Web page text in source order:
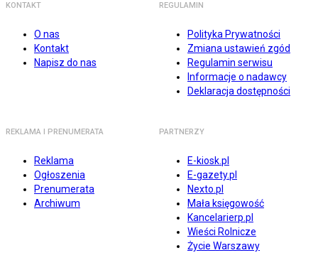
KONTAKT
O nas
Kontakt
Napisz do nas
REGULAMIN
Polityka Prywatności
Zmiana ustawień zgód
Regulamin serwisu
Informacje o nadawcy
Deklaracja dostępności
REKLAMA I PRENUMERATA
Reklama
Ogłoszenia
Prenumerata
Archiwum
PARTNERZY
E-kiosk.pl
E-gazety.pl
Nexto.pl
Mała księgowość
Kancelarierp.pl
Wieści Rolnicze
Życie Warszawy